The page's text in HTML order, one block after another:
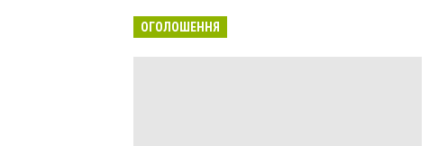
ОГОЛОШЕННЯ